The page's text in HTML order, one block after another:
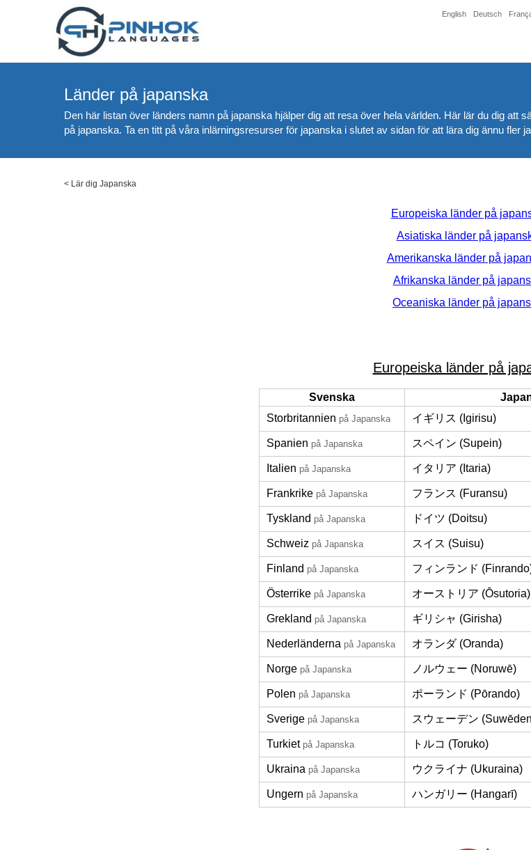
English Deutsch
Länder på japanska
Den här listan över länders namn på japanska hjälper dig att resa över hela världen. Här lär du dig
på japanska. Ta en titt på våra inlärningsresurser för japanska i slutet av sidan för att lära dig ännu fler
< Lär dig Japanska
Europeiska länder på
Asiatiska länder på
Amerikanska länder på
Afrikanska länder på
Oceaniska länder på
Europeiska länder på
Svenska
Storbritannien på Japanska イギリス (Igirisu)
Spanien på Japanska スペイン (Supein)
Italien på Japanska イタリア (Itaria)
Frankrike på Japanska フランス (Furansu)
Tyskland på Japanska ドイツ (Doitsu)
Schweiz på Japanska スイス (Suisu)
Finland på Japanska フィンランド
Österrike på Japanska オーストリア (Ōsutoria)
Grekland på Japanska ギリシャ (Girisha)
Nederländerna på Japanska オランダ (Oranda)
Norge på Japanska ノルウェー (Noruwē)
Polen på Japanska ポーランド (Pōrando)
Sverige på Japanska スウェーデン
Turkiet på Japanska トルコ (Toruko)
Ukraina på Japanska ウクライナ (Ukuraina)
Ungern på Japanska ハンガリー (Hangarī)